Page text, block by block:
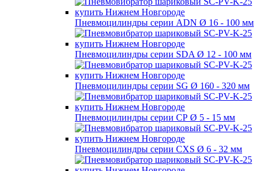
Пневмоцилиндры серии ADN Ø 16 - 100 мм
Пневмоцилиндры серии SDA Ø 12 - 100 мм
Пневмоцилиндры серии SG Ø 160 - 320 мм
Пневмоцилиндры серии СР Ø 5 - 15 мм
Пневмоцилиндры серии CXS Ø 6 - 32 мм